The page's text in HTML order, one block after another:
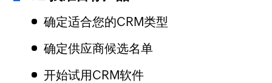
确定适合您的CRM类型
确定供应商候选名单
开始试用CRM软件